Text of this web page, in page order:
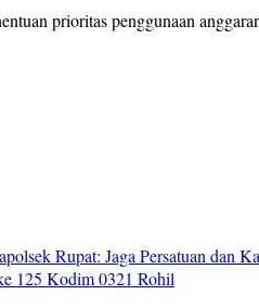
prioritas penggunaan
Rupat: Jaga Persatuan dan
125 Kodim 0321 Rohil